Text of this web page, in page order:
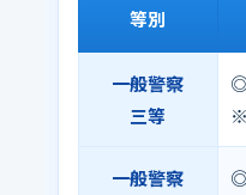
等別
一般警察
三等
一般警察